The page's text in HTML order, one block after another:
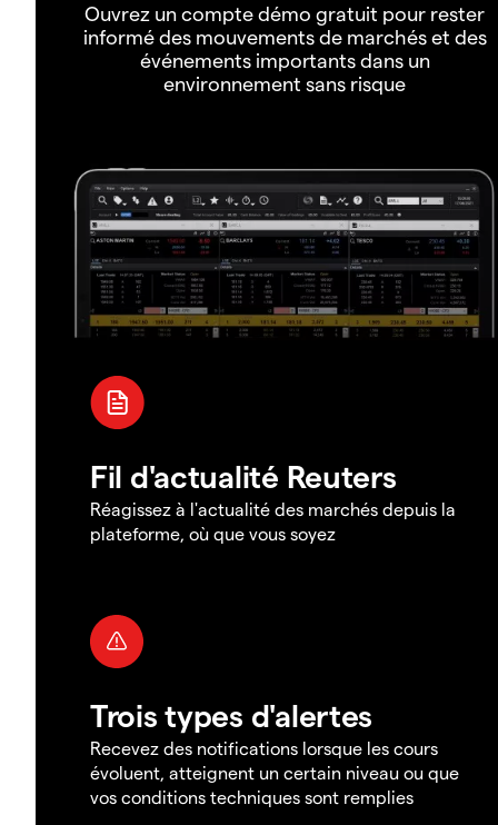
Ouvrez un compte démo gratuit pour rester
informé des mouvements de marchés et des
événements importants dans un
environnement sans risque
Fil d'actualité Reuters
Réagissez à l'actualité des marchés depuis la
plateforme, où que vous soyez
Trois types d'alertes
Recevez des notifications lorsque les cours
évoluent, atteignent un certain niveau ou que
vos conditions techniques sont remplies